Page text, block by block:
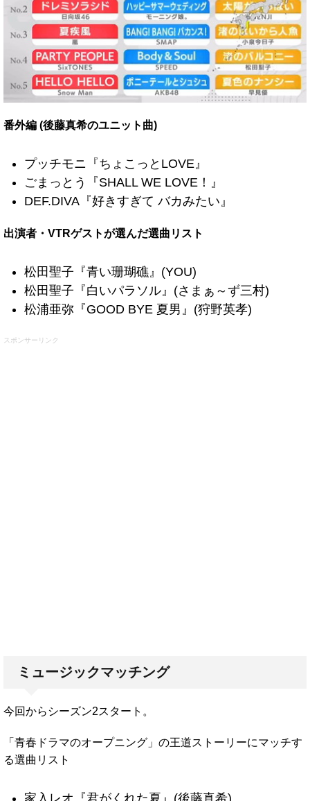
番外編 (後藤真希のユニット曲)
プッチモニ『ちょこっとLOVE』
ごまっとう『SHALL WE LOVE！』
DEF.DIVA『好きすぎて バカみたい』
出演者・VTRゲストが選んだ選曲リスト
松田聖子『青い珊瑚礁』(YOU)
松田聖子『白いパラソル』(さまぁ～ず三村)
松浦亜弥『GOOD BYE 夏男』(狩野英孝)
スポンサーリンク
ミュージックマッチング
今回からシーズン2スタート。
「青春ドラマのオープニング」の王道ストーリーにマッチす
る選曲リスト
家入レオ『君がくれた夏』(後藤真希)